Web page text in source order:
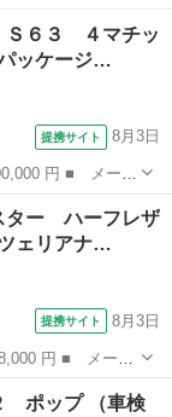
ド名： センプ
保証 ラー車 電
Ｓ６３ ４マチッ
ッケージ…
提携サイト 8月3日
■ グレード
ッケージ ダイ
ター ハーフレザ
ェリアナ…
提携サイト 8月3日
ード名： ボク
アナビ・フルセ
ポップ （車検